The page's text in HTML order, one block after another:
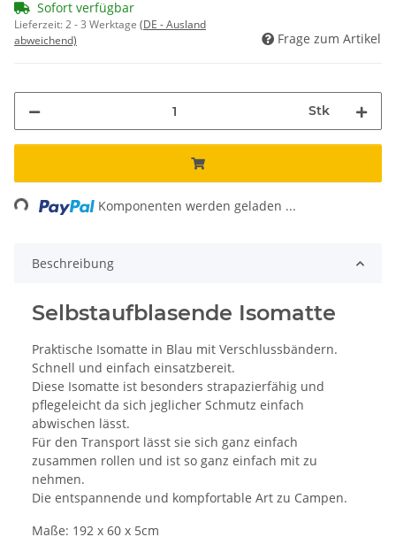
Sofort verfügbar
Lieferzeit:2 - 3 Werktage (DE - Ausland
abweichend)
Frage zum Artikel
Stk
Komponenten werden geladen ...
Beschreibung
Selbstaufblasende Isomatte
Praktische Isomatte in Blau mit Verschlussbändern.
Schnell und einfach einsatzbereit.
Diese Isomatte ist besonders strapazierfähig und
pflegeleicht da sich jeglicher Schmutz einfach
abwischen lässt.
Für den Transport lässt sie sich ganz einfach
zusammen rollen und ist so ganz einfach mit zu
nehmen.
Die entspannende und kompfortable Art zu Campen.
Maße: 192 x 60 x 5cm